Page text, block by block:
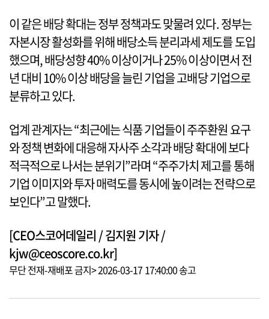
이 같은 배당 확대는 정부 정책과도 맞물려 있다. 정부는
자본시장 활성화를 위해 배당소득 분리과세 제도를 도입
했으며, 배당성향 40% 이상이거나 25% 이상이면서 전
년 대비 10% 이상 배당을 늘린 기업을 고배당 기업으로
분류하고 있다.
업계 관계자는 “최근에는 식품 기업들이 주주환원 요구
와 정책 변화에 대응해 자사주 소각과 배당 확대에 보다
적극적으로 나서는 분위기”라며 “주주가치 제고를 통해
기업 이미지와 투자 매력도를 동시에 높이려는 전략으로
보인다”고 말했다.
[CEO스코어데일리 / 김지원 기자 /
kjw@ceoscore.co.kr]
무단 전재-재배포 금지> 2026-03-17 17:40:00 송고